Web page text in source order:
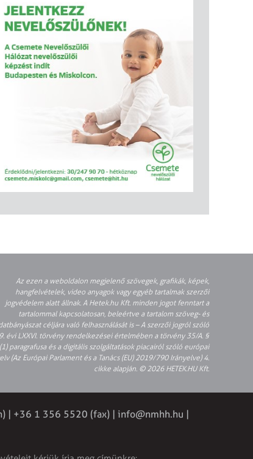
Az ezen a weboldalon megjelenő szövegek, grafikák, képek,
hangfelvételek, video anyagok vagy egyéb tartalmak szerzői
jogvédelem alatt állnak. A Hetek.hu Kft. minden jogot fenntart a
tartalommal kapcsolatosan, beleértve a tartalom szöveg- és
céljára való felhasználását is – A szerzői jogról szóló
évi LXXVI. törvény rendelkezései értelmében a törvény 35/A. §
(1) paragrafusa és a digitális szolgáltatások piacairól szóló európai
(Az Európai Parlament és a Tanács (EU) 2019/790 Irányelve) 4.
cikke alapján. © 2026 HETEK.HU Kft.
| +36 1 356 5520 (fax) | info@nmhh.hu